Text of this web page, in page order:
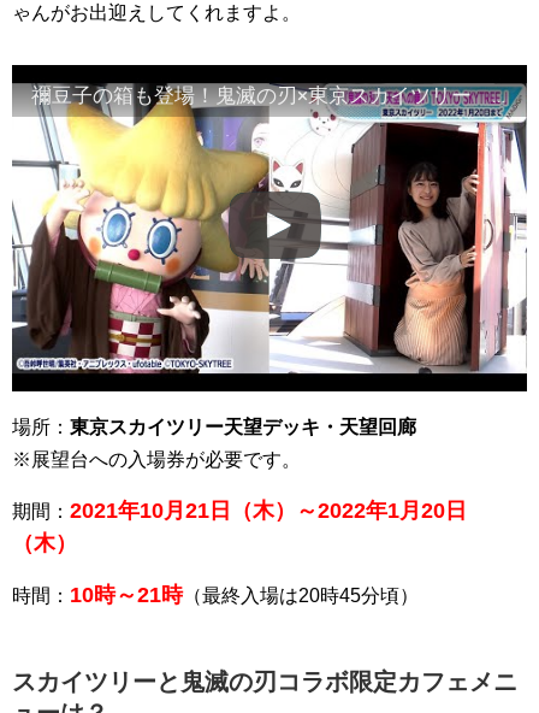
ゃんがお出迎えしてくれますよ。
禰豆子の箱も登場！鬼滅の刃×東京スカイツリー ソラカラちゃんが禰豆子に？フォトスポットに人気キャラが続々登場 コラボイベント開催
場所： 東京スカイツリー天望デッキ・天望回廊
※展望台への入場券が必要です。
期間： 2021年10月21日（木）～2022年1月20日
（木）
時間： 10時～21時（最終入場は20時45分頃）
スカイツリーと鬼滅の刃コラボ限定カフェメニ